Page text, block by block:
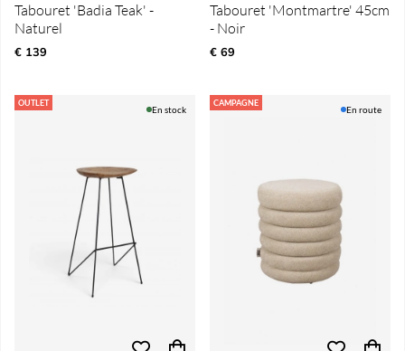
Tabouret 'Badia Teak' -
Naturel
€ 139
Tabouret 'Montmartre' 45cm
- Noir
€ 69
OUTLET
En stock
CAMPAGNE
En route